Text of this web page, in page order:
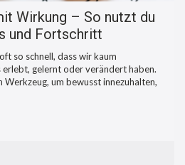
Wirkung – So nutzt du
und Fortschritt
so schnell, dass wir kaum
gelernt oder verändert haben.
um bewusst innezuhalten,